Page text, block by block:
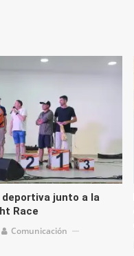
deportiva junto a la
Race
Comunicación